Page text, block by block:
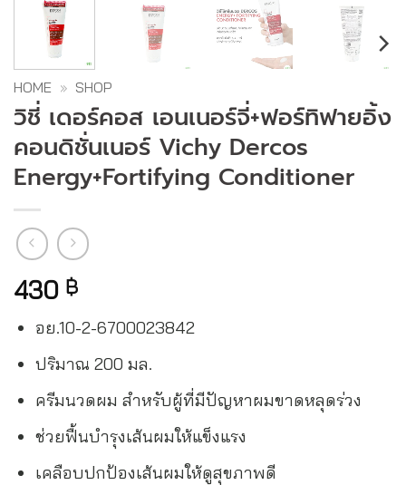
HOME » SHOP
วิชี่ เดอร์คอส เอนเนอร์จี่+ฟอร์ทิฟายอิ้ง
คอนดิชั่นเนอร์ Vichy Dercos
Energy+Fortifying Conditioner
430 ฿
อย.10-2-6700023842
ปริมาณ 200 มล.
ครีมนวดผม สำหรับผู้ที่มีปัญหาผมขาดหลุดร่วง
ช่วยฟื้นบำรุงเส้นผมให้แข็งแรง
เคลือบปกป้องเส้นผมให้ดูสุขภาพดี